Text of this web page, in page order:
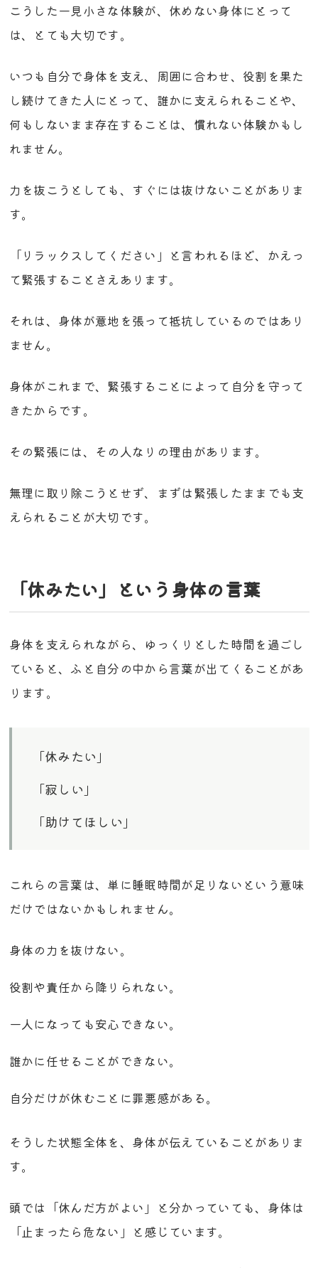
こうした一見小さな体験が、休めない身体にとって
は、とても大切です。
いつも自分で身体を支え、周囲に合わせ、役割を果た
し続けてきた人にとって、誰かに支えられることや、
何もしないまま存在することは、慣れない体験かもし
れません。
力を抜こうとしても、すぐには抜けないことがありま
す。
「リラックスしてください」と言われるほど、かえっ
て緊張することさえあります。
それは、身体が意地を張って抵抗しているのではあり
ません。
身体がこれまで、緊張することによって自分を守って
きたからです。
その緊張には、その人なりの理由があります。
無理に取り除こうとせず、まずは緊張したままでも支
えられることが大切です。
「休みたい」という身体の言葉
身体を支えられながら、ゆっくりとした時間を過ごし
ていると、ふと自分の中から言葉が出てくることがあ
ります。
「休みたい」
「寂しい」
「助けてほしい」
これらの言葉は、単に睡眠時間が足りないという意味
だけではないかもしれません。
身体の力を抜けない。
役割や責任から降りられない。
一人になっても安心できない。
誰かに任せることができない。
自分だけが休むことに罪悪感がある。
そうした状態全体を、身体が伝えていることがありま
す。
頭では「休んだ方がよい」と分かっていても、身体は
「止まったら危ない」と感じています。